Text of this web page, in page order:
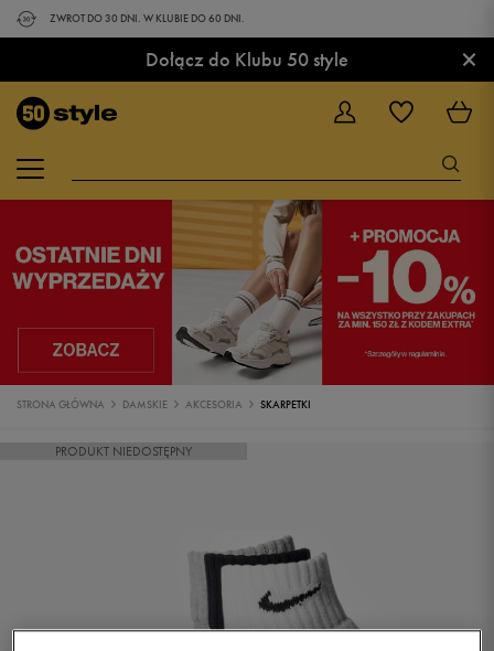
ZWROT DO 30 DNI. W KLUBIE DO 60 DNI.
Dołącz do Klubu 50 style ×
STRONA GŁÓWNA DAMSKIE AKCESORIA SKARPETKI
PRODUKT NIEDOSTĘPNY